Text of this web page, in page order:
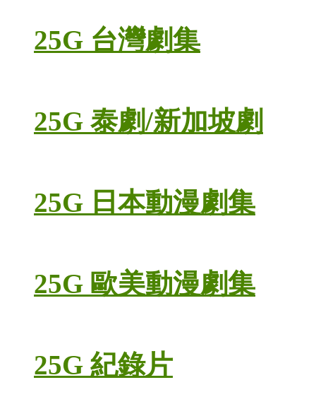
25G 台灣劇集
25G 泰劇/新加坡劇
25G 日本動漫劇集
25G 歐美動漫劇集
25G 紀錄片